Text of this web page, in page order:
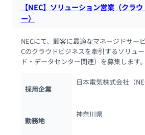
【NEC】ソリューション営業（クラ
ー）
NECにて、顧客に最適なマネージドサー
Cのクラウドビジネスを牽引するソリュ
ド・データセンター関連）を募集します。
採用企業
日本電気株式会社（
勤務地
神奈川県